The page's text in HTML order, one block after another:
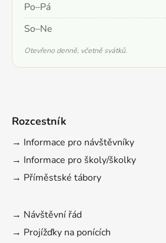
Po–Pá
So–Ne
Otevřeno denně, včetně svátků.
Rozcestník
→ Informace pro návštěvníky
→ Informace pro školy/školky
→ Příměstské tábory
→ Návštěvní řád
→ Projížďky na ponících